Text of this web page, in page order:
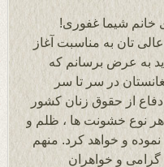
خانم شیما غفوری!
تان به مناسبت آغاز
سایت ۲۴ ساعت ، باید به عرض برسانم که
در سر تا سر
از حقوق زنان کشور
هر نوع خشونت ها ، ظلم و
و خواهد کرد. منهم
گرامی و خواهران